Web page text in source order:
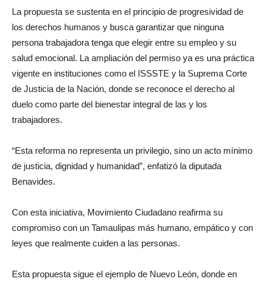
La propuesta se sustenta en el principio de progresividad de
los derechos humanos y busca garantizar que ninguna
persona trabajadora tenga que elegir entre su empleo y su
salud emocional. La ampliación del permiso ya es una práctica
vigente en instituciones como el ISSSTE y la Suprema Corte
de Justicia de la Nación, donde se reconoce el derecho al
duelo como parte del bienestar integral de las y los
trabajadores.
“Esta reforma no representa un privilegio, sino un acto mínimo
de justicia, dignidad y humanidad”, enfatizó la diputada
Benavides.
Con esta iniciativa, Movimiento Ciudadano reafirma su
compromiso con un Tamaulipas más humano, empático y con
leyes que realmente cuiden a las personas.
Esta propuesta sigue el ejemplo de Nuevo León, donde en